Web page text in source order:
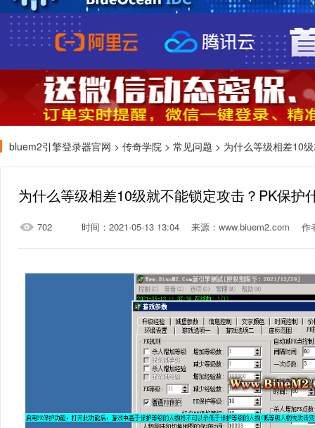
bluem2引擎登录器官网 > 传奇学院 > 常见问题 > 为什么等级相差10
为什么等级相差10级就不能锁定攻击？PK保护
702 时间：2021-05-13 13:04 来源：www.biuem2.com 作